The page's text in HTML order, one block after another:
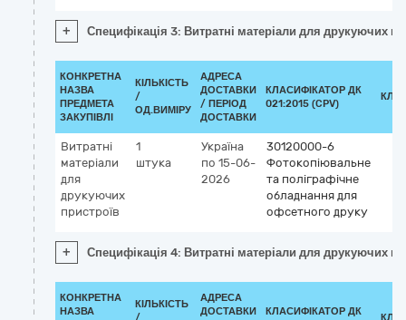
+ Специфікація 3: Витратні матеріали для друкуючих
КОНКРЕТНА
НАЗВА
ПРЕДМЕТА
ЗАКУПІВЛІ
КІЛЬКІСТЬ
/
ОД.ВИМІРУ
АДРЕСА
ДОСТАВКИ
/ ПЕРІОД
ДОСТАВКИ
КЛАСИФІКАТОР ДК
021:2015 (CPV)
Витратні
матеріали
для
друкуючих
пристроїв
1
штука
Україна
по 15-06-
2026
30120000-6
Фотокопіювальне
та поліграфічне
обладнання для
офсетного друку
+ Специфікація 4: Витратні матеріали для друкуючих
КОНКРЕТНА
НАЗВА
КІЛЬКІСТЬ
АДРЕСА
ДОСТАВКИ
КЛАСИФІКАТОР ДК